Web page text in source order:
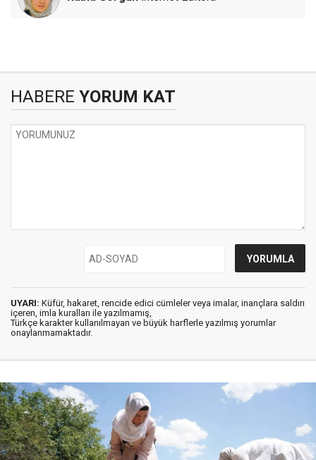
HABERE YORUM KAT
UYARI: Küfür, hakaret, rencide edici cümleler veya imalar, inançlara saldırı
içeren, imla kuralları ile yazılmamış,
Türkçe karakter kullanılmayan ve büyük harflerle yazılmış yorumlar
onaylanmamaktadır.